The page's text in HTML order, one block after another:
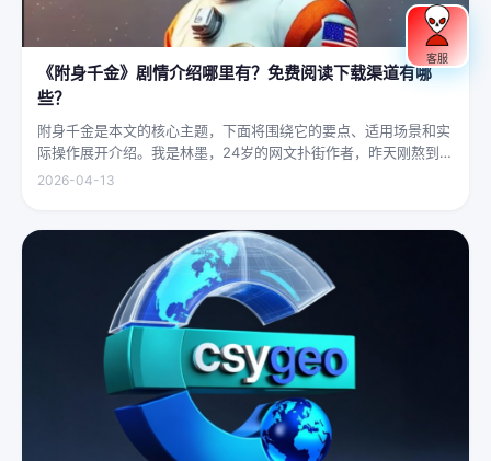
《附身千金》剧情介绍哪里有？免费阅读下载渠道有哪
些？
附身千金是本文的核心主题，下面将围绕它的要点、适用场景和实
际操作展开介绍。我是林墨，24岁的网文扑街作者，昨天刚熬到凌
晨四点赶完一本豪门甜宠文的大纲，揉着发酸的眼睛扑上床就睡，
2026-04-13
客服